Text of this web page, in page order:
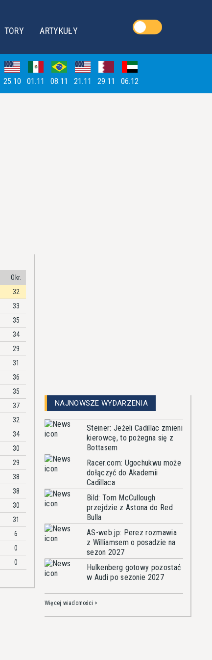
TORY ARTYKUŁY
25.10 01.11 08.11 21.11 29.11 06.12
Okr.
32
33
35
34
29
31
36
35
37
32
34
30
29
38
38
30
31
6
0
0
NAJNOWSZE WYDARZENIA
Steiner: Jeżeli Cadillac zmieni
kierowcę, to pożegna się z
Bottasem
Racer.com: Ugochukwu może
dołączyć do Akademii
Cadillaca
Bild: Tom McCullough
przejdzie z Astona do Red
Bulla
AS-web.jp: Perez rozmawia
z Williamsem o posadzie na
sezon 2027
Hulkenberg gotowy pozostać
w Audi po sezonie 2027
Więcej wiadomości >